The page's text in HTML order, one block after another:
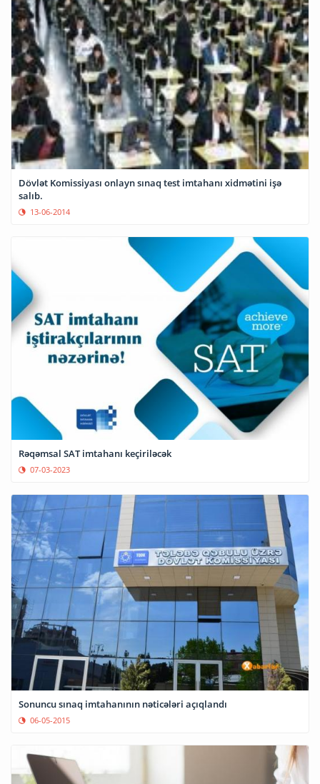
Dövlət Komissiyası onlayn sınaq test imtahanı xidmətini işə
salıb.
13-06-2014
Rəqəmsal SAT imtahanı keçiriləcək
07-03-2023
Sonuncu sınaq imtahanının nəticələri açıqlandı
06-05-2015